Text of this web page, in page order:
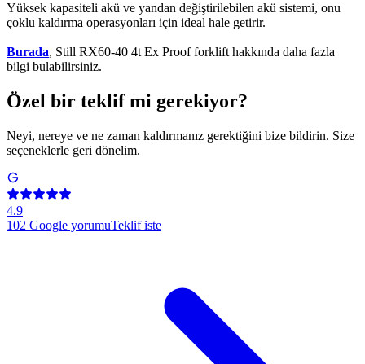
Yüksek kapasiteli akü ve yandan değiştirilebilen akü sistemi, onu
çoklu kaldırma operasyonları için ideal hale getirir.
Burada, Still RX60-40 4t Ex Proof forklift hakkında daha fazla
bilgi bulabilirsiniz.
Özel bir teklif mi gerekiyor?
Neyi, nereye ve ne zaman kaldırmanız gerektiğini bize bildirin. Size
seçeneklerle geri dönelim.
4.9
102 Google yorumuTeklif iste